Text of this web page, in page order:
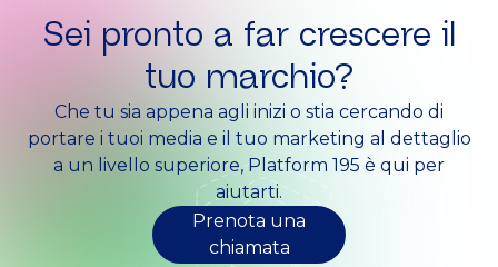
Sei pronto a far crescere il
tuo marchio?
Che tu sia appena agli inizi o stia cercando di
portare i tuoi media e il tuo marketing al dettaglio
a un livello superiore, Platform 195 è qui per
aiutarti.
Prenota una
chiamata